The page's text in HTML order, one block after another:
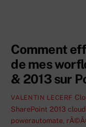
Comment
de mes
& 2013 sur
VALENTIN LECERF
SharePoint 2013 cloud
powerautomate,